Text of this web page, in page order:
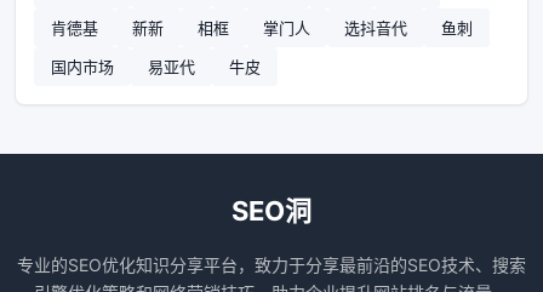
肯德基
新新 相框 掌门人 选抖音代
鱼刺
国内市场
易亚代 牛皮
SEO洞
专业的SEO优化知识分享平台，致力于分享最前沿的SEO技术、搜索